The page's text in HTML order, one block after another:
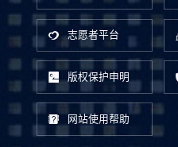
志愿者平台
版权保护申明
网站使用帮助